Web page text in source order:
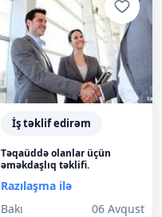
İş təklif edirəm
Təqaüddə olanlar üçün
əməkdaşlıq təklifi.
Razılaşma ilə
Bakı
06 Avqust